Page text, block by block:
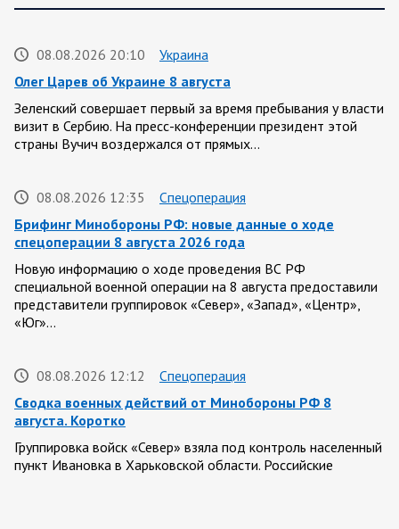
08.08.2026 20:10
Украина
Олег Царев об Украине 8 августа
Зеленский совершает первый за время пребывания у власти
визит в Сербию. На пресс-конференции президент этой
страны Вучич воздержался от прямых…
08.08.2026 12:35
Спецоперация
Брифинг Минобороны РФ: новые данные о ходе
спецоперации 8 августа 2026 года
Новую информацию о ходе проведения ВС РФ
специальной военной операции на 8 августа предоставили
представители группировок «Север», «Запад», «Центр»,
«Юг»…
08.08.2026 12:12
Спецоперация
Сводка военных действий от Минобороны РФ 8
августа. Коротко
Группировка войск «Север» взяла под контроль населенный
пункт Ивановка в Харьковской области. Российские